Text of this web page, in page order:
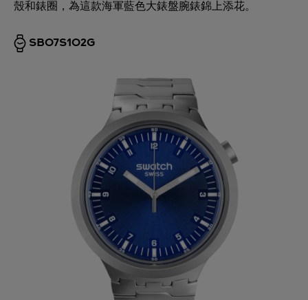
殼和錶圈，為這款海軍藍色大錶盤腕錶錦上添花。
SB07S102G